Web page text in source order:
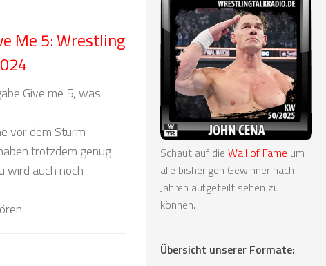
Me 5: Wrestling
Give me 5, was
vor dem Sturm
trotzdem genug
wird auch noch
Schaut auf die Wall of Fame um
alle bisherigen Gewinner nach
Jahren aufgeteilt sehen zu
können.
Übersicht unserer Formate: